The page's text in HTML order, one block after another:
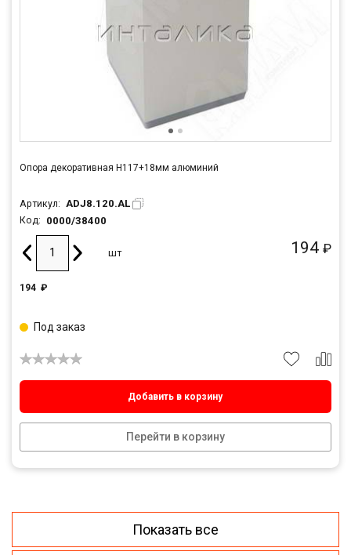
Опора декоративная Н117+18мм алюминий
Артикул: ADJ8.120.AL
Код: 0000/38400
194 ₽
шт
194 ₽
Добавить в корзину
Перейти в корзину
Под заказ
Показать все